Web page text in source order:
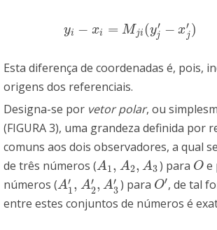
yi − xi = Mji (y′
j − x′
j )
yi− xi=M i(y ′−xj′)
Esta diferença de coordenadas é, pois,
origens dos referenciais.
Designa-se por vetor polar, ou
(FIGURA 3), uma grandeza definida por
comuns aos dois observadores, a qual
de três números (A1, A2, A3
A1,A 2,A3 ) para O
Oe
números (A′
1, A′
2, A′
3
A1′, A2′,A 3′ ) para O′
O′ , de tal
entre estes conjuntos de números é